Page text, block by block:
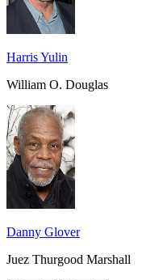
Harris Yulin
William O. Douglas
Danny Glover
Juez Thurgood Marshall